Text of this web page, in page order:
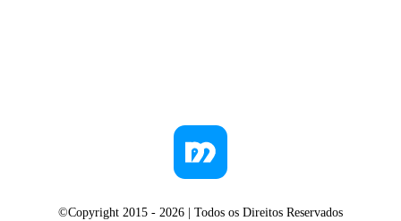
©Copyright 2015 - 2026 | Todos os Direitos Reservados